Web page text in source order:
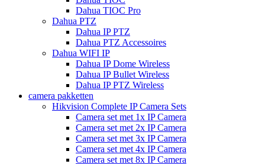
Dahua TIOC Pro
Dahua PTZ
Dahua IP PTZ
Dahua PTZ Accessoires
Dahua WIFI IP
Dahua IP Dome Wireless
Dahua IP Bullet Wireless
Dahua IP PTZ Wireless
camera pakketten
Hikvision Complete IP Camera Sets
Camera set met 1x IP Camera
Camera set met 2x IP Camera
Camera set met 3x IP Camera
Camera set met 4x IP Camera
Camera set met 8x IP Camera